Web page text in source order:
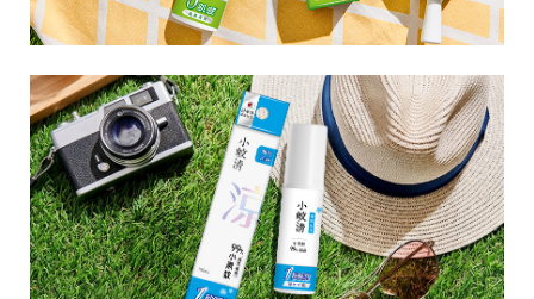
ESG永續發展
重視企業道德、遵守法治，並積極參與社會公益，追求
永續發展
公司治理
提升資訊透明度為遵循原則，逐步推動各項制度及辦法
代工服務
我們提供完整與品質保證的代工服務(ODM/OEM)